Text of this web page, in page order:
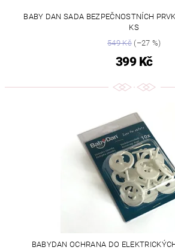
BABY DAN SADA BEZPEČNOSTNÍCH
KS
549 Kč(–27 %)
399 Kč
BABYDAN OCHRANA DO